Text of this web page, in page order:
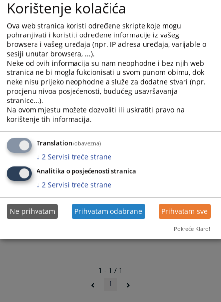
Dobrovoljnost
Strane u sporu dobrovoljno pokreću postupak medijacije i sudjeluju u
postizanju sporazuma.
Povjerljivost
Postupak medijacije je povjerljive prirode.Izjave stranaka iznesene u
postupku medijacije ne mogu se bez odobrenja stranaka koristiti kao
dokaz u bilo kojem drugom postupku.
Jednakost stranaka
Stranke u postupku medijacije imaju jednaka prava.
Neutralnost medijatora
Medijator posreduje na neutralan način,bez predrasuda u pogledu
stranaka i predmeta
1235PREGLEDA
1 - 1 / 1
1
Korištenje kolačića
Ova web stranica koristi određene skripte koje mogu
pohranjivati i koristiti određene informacije iz vašeg
browsera i vašeg uređaja (npr. IP adresa uređaja, varijable o
sesiji unutar browsera, ...).
Neke od ovih informacija su nam neophodne i bez njih web
stranica ne bi mogla fukcionisati u svom punom obimu, dok
neke nisu prijeko neophodne a služe za dodatne stvari (npr.
procjenu nivoa posjećenosti, budućeg usavršavanja
stranice...).
Na ovom mjestu možete dozvoliti ili uskratiti pravo na
korištenje tih informacija.
Translation(obavezna)
↓ 2 Servisi treće strane
Analitika o posjećenosti stranica
↓ 2 Servisi treće strane
Ne prihvatam Prihvatam odabrane Prihvatam sve
Pokreće Klaro!